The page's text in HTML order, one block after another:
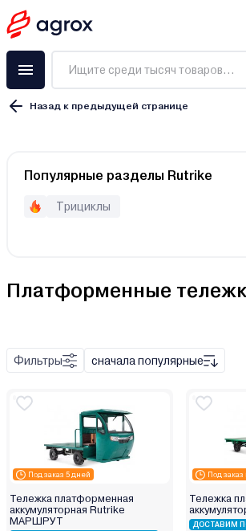
Назад к предыдущей странице
Популярные разделы Rutrike
Трициклы
Платформенные
ручная
гидравлическая
гидравлический
Аккумулятор
Фильтры сначала популярные
Под заказ 5 дней
Тележка платформенная
аккумуляторная Rutrike
МАРШРУТ
Под заказ
Тележка
ДОСТАВИМ